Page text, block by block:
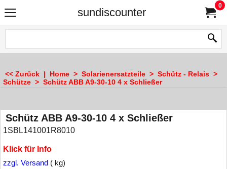
sundiscounter
0
<< Zurück | Home > Solarienersatzteile > Schütz - Relais >
Schütze > Schütz ABB A9-30-10 4 x Schließer
Schütz ABB A9-30-10 4 x Schließer
1SBL141001R8010
Klick für Info
zzgl. Versand kg